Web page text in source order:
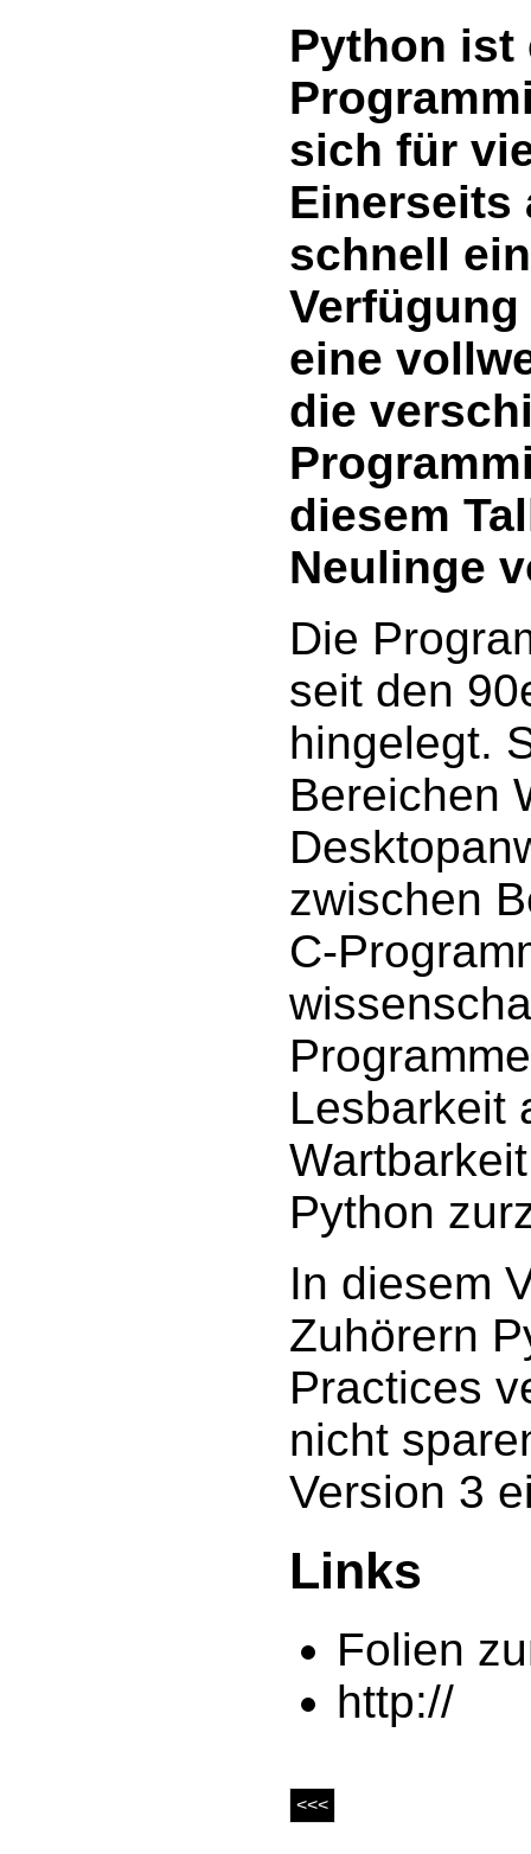
Python ist
sich für
Einerseits
schnell
eine
die
diesem
Neulinge
Die
seit den
hingelegt.
Bereichen
zwischen
C-
Lesbarkeit
Python
In diesem
Zuhörern
Practices
nicht
Version 3
Links
Folien
http://
<<<